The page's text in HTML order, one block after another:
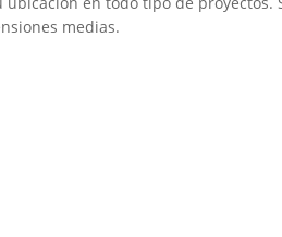
medias.